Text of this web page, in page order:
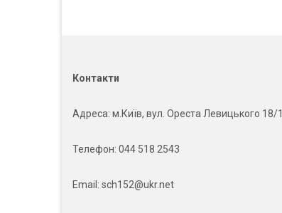
Контакти
Адреса: м.Київ, вул. Ореста Левицького 18/1
Телефон: 044 518 2543
Email: sch152@ukr.net